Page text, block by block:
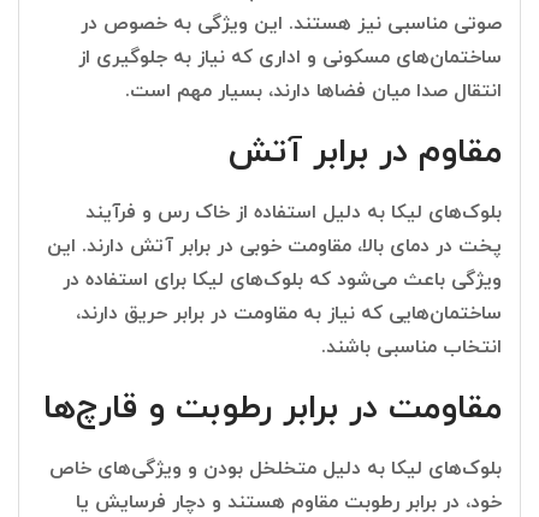
صوتی مناسبی نیز هستند. این ویژگی به خصوص در
ساختمان‌های مسکونی و اداری که نیاز به جلوگیری از
انتقال صدا میان فضاها دارند، بسیار مهم است.
مقاوم در برابر آتش
بلوک‌های لیکا به دلیل استفاده از خاک رس و فرآیند
پخت در دمای بالا، مقاومت خوبی در برابر آتش دارند. این
ویژگی باعث می‌شود که بلوک‌های لیکا برای استفاده در
ساختمان‌هایی که نیاز به مقاومت در برابر حریق دارند،
انتخاب مناسبی باشند.
مقاومت در برابر رطوبت و قارچ‌ها
بلوک‌های لیکا به دلیل متخلخل بودن و ویژگی‌های خاص
خود، در برابر رطوبت مقاوم هستند و دچار فرسایش یا